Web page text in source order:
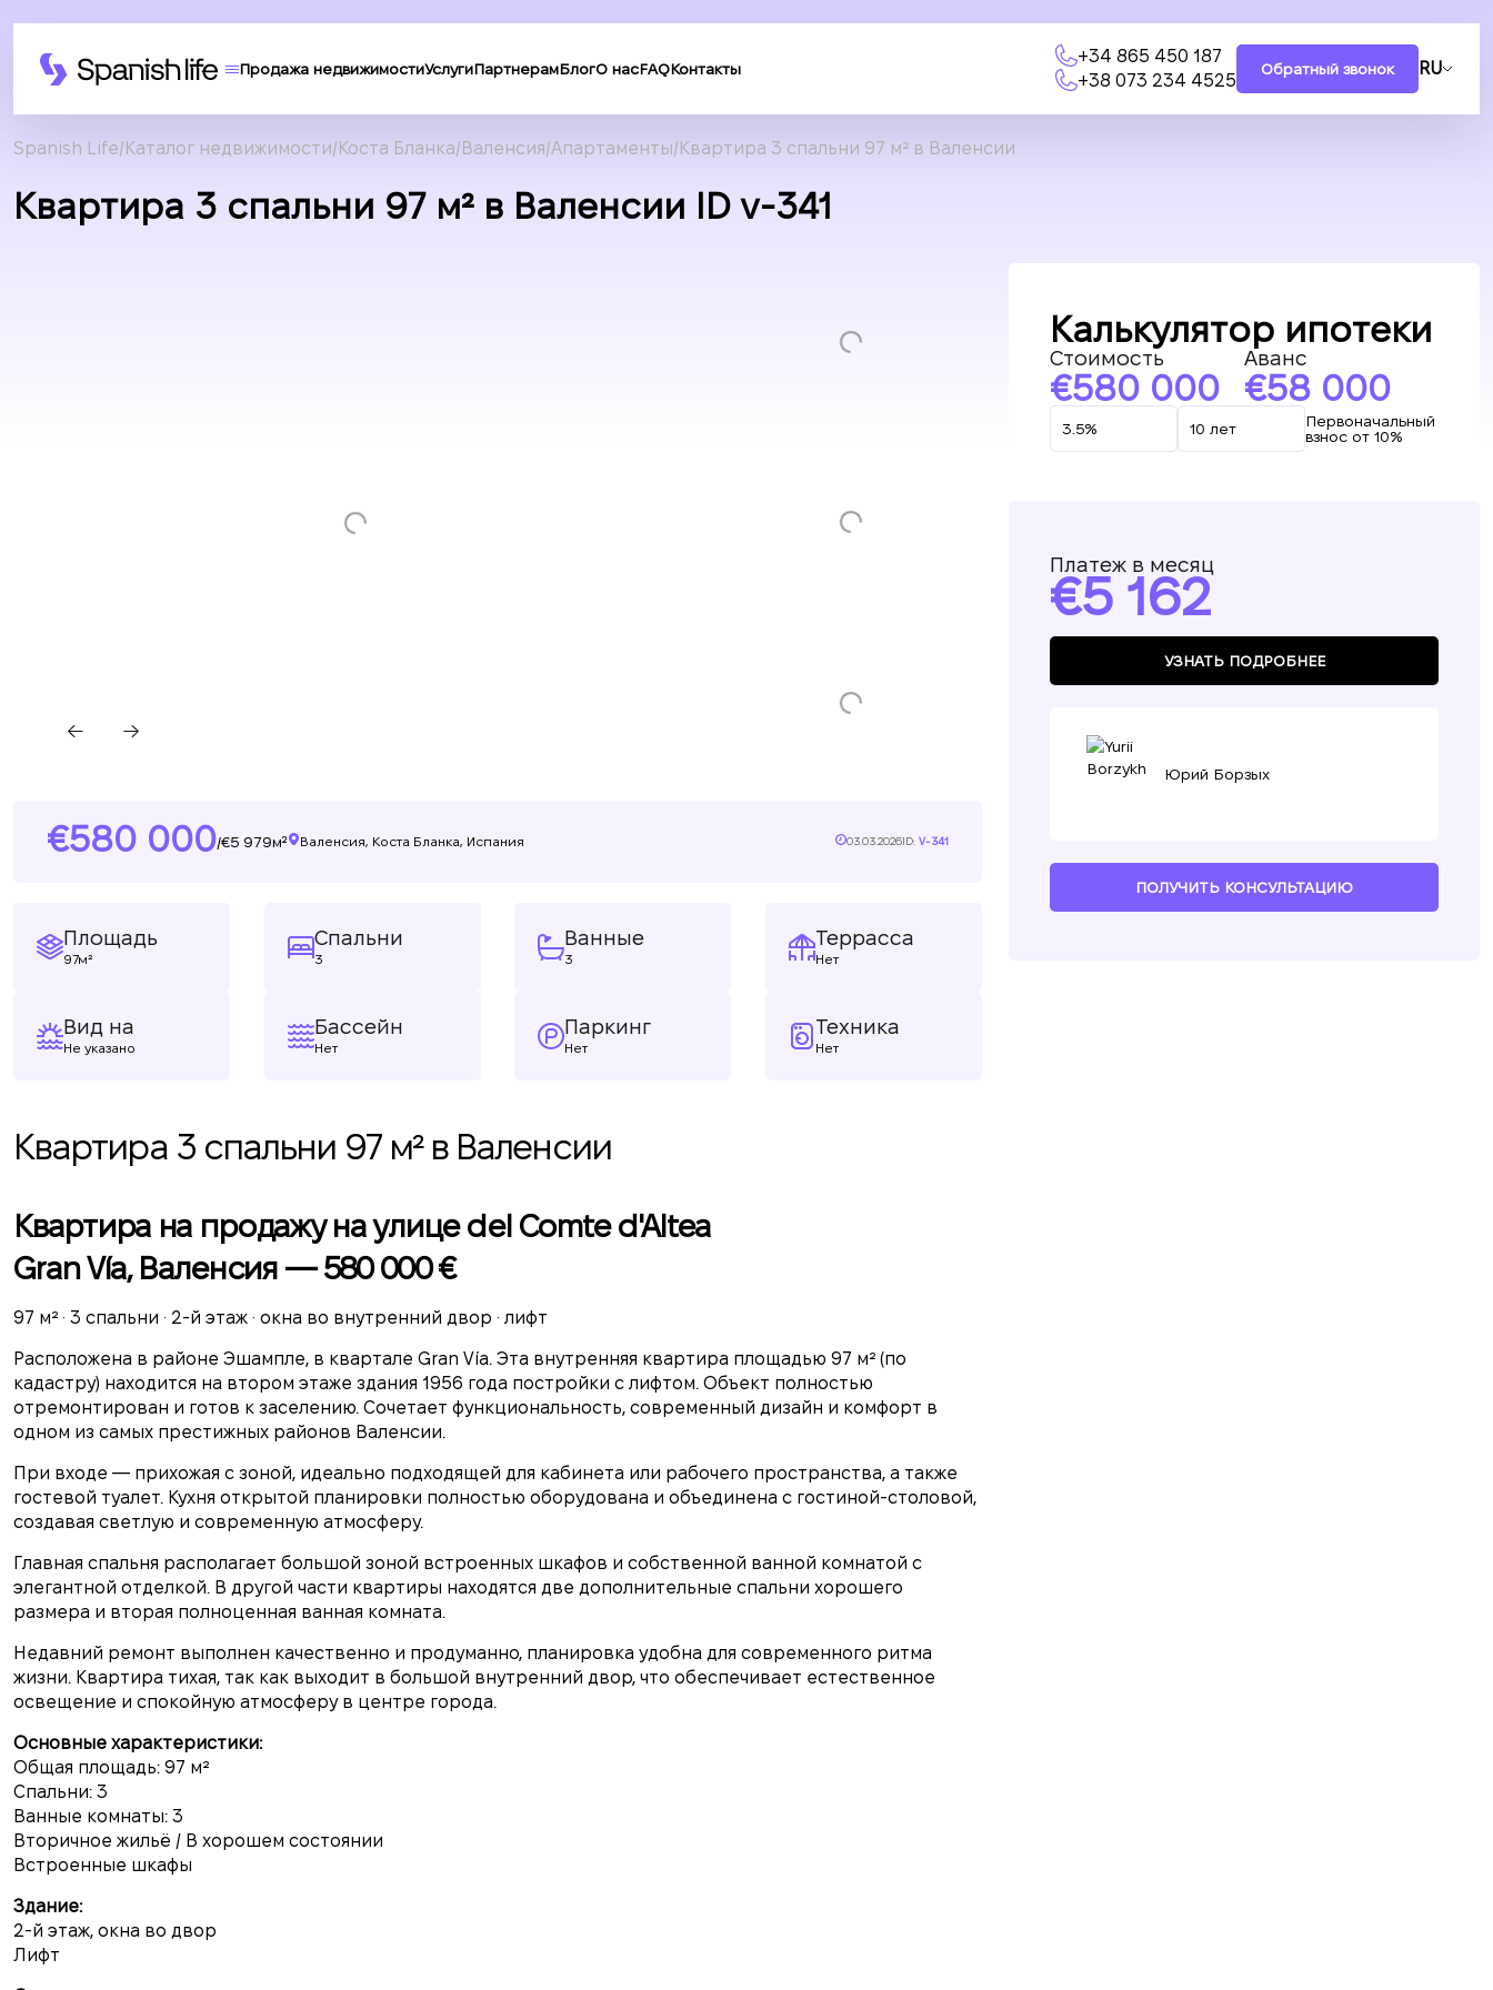
Продажа недвижимостиУслугиПартнерамБлогО насFAQКонтакты
+34 865 450 187
+38 073 234 4525
Обратный звонок RU
Spanish Life Каталог недвижимости Коста Бланка Валенсия Апартаменты Квартира 3 спальни 97 м² в Валенсии
Квартира 3 спальни 97 м² в Валенсии ID v-341
580 000/ 5 979м² Валенсия, Коста Бланка, Испания 03.03.2026ID: V-341
Площадь
97м²
Спальни
3
Ванные
3
Террасса
Нет
Вид на
Не указано
Бассейн
Нет
Паркинг
Нет
Техника
Нет
Квартира 3 спальни 97 м² в Валенсии
Квартира на продажу на улице del Comte d'Altea
Gran Vía, Валенсия — 580 000 €
97 м² · 3 спальни · 2-й этаж · окна во внутренний двор · лифт
Расположена в районе Эшампле, в квартале Gran Vía. Эта внутренняя квартира площадью 97 м² (по
кадастру) находится на втором этаже здания 1956 года постройки с лифтом. Объект полностью
отремонтирован и готов к заселению. Сочетает функциональность, современный дизайн и комфорт в
одном из самых престижных районов Валенсии.
При входе — прихожая с зоной, идеально подходящей для кабинета или рабочего пространства, а также
гостевой туалет. Кухня открытой планировки полностью оборудована и объединена с гостиной-столовой,
создавая светлую и современную атмосферу.
Главная спальня располагает большой зоной встроенных шкафов и собственной ванной комнатой с
элегантной отделкой. В другой части квартиры находятся две дополнительные спальни хорошего
размера и вторая полноценная ванная комната.
Недавний ремонт выполнен качественно и продуманно, планировка удобна для современного ритма
жизни. Квартира тихая, так как выходит в большой внутренний двор, что обеспечивает естественное
освещение и спокойную атмосферу в центре города.
Основные характеристики:
Общая площадь: 97 м²
Спальни: 3
Ванные комнаты: 3
Вторичное жильё / В хорошем состоянии
Встроенные шкафы
Здание:
2-й этаж, окна во двор
Лифт
Калькулятор ипотеки
Стоимость
580 000
Аванс
58 000
Первоначальный
взнос от 10%
Платеж в месяц
5 162
УЗНАТЬ ПОДРОБНЕЕ
Юрий Борзых
ПОЛУЧИТЬ КОНСУЛЬТАЦИЮ